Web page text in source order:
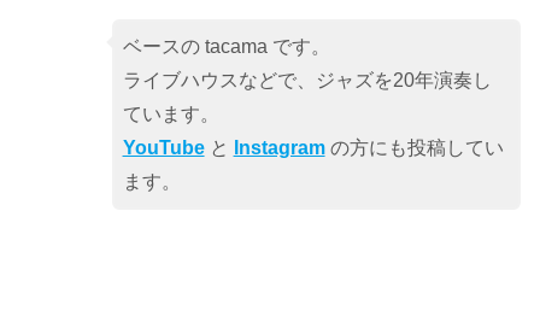
ベースの tacama です。
ライブハウスなどで、ジャズを20年演奏し
ています。
YouTubeと Instagramの方にも投稿してい
ます。